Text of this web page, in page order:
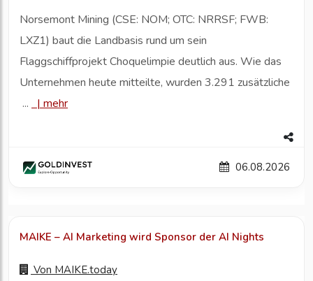
Norsemont Mining (CSE: NOM; OTC: NRRSF; FWB:
LXZ1) baut die Landbasis rund um sein
Flaggschiffprojekt Choquelimpie deutlich aus. Wie das
Unternehmen heute mitteilte, wurden 3.291 zusätzliche
...
| mehr
06.08.2026
MAIKE – AI Marketing wird Sponsor der AI Nights
Von MAIKE.today